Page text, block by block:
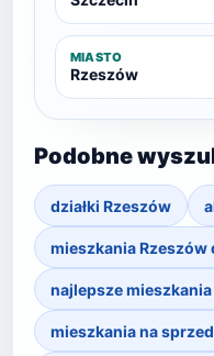
MIASTO
Rzeszów
Podobne
działki Rzeszów
mieszkania Rzeszów
najlepsze
mieszkania na